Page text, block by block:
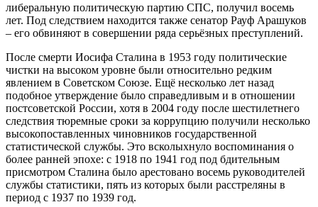
либеральную политическую партию СПС, получил восемь
лет. Под следствием находится также сенатор Рауф Арашуков
– его обвиняют в совершении ряда серьёзных преступлений.
После смерти Иосифа Сталина в 1953 году политические
чистки на высоком уровне были относительно редким
явлением в Советском Союзе. Ещё несколько лет назад
подобное утверждение было справедливым и в отношении
постсоветской России, хотя в 2004 году после шестилетнего
следствия тюремные сроки за коррупцию получили несколько
высокопоставленных чиновников государственной
статистической службы. Это всколыхнуло воспоминания о
более ранней эпохе: с 1918 по 1941 год под бдительным
присмотром Сталина было арестовано восемь руководителей
службы статистики, пять из которых были расстреляны в
период с 1937 по 1939 год.